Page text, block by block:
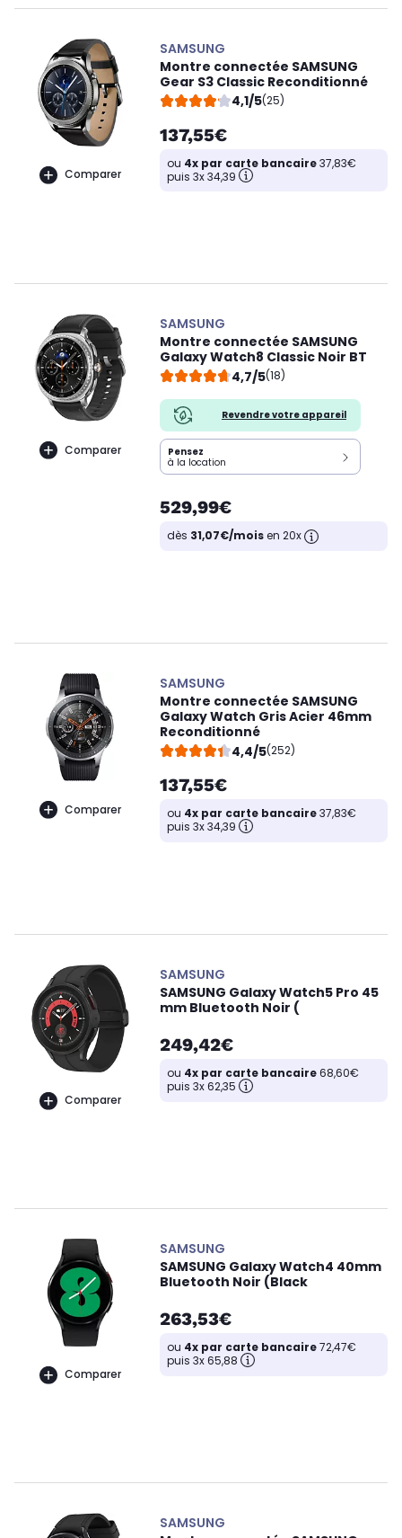
Comparer
SAMSUNG
Montre connectée SAMSUNG
Gear S3 Classic Reconditionné
4,1/5(25)
137,55€
ou 4x par carte bancaire37,83€
puis 3x 34,39
Comparer
SAMSUNG
Montre connectée SAMSUNG
Galaxy Watch8 Classic Noir BT
4,7/5(18)
Revendre votre appareil
Pensez
à la location
529,99€
dès 31,07€/moisen 20x
Comparer
SAMSUNG
Montre connectée SAMSUNG
Galaxy Watch Gris Acier 46mm
Reconditionné
4,4/5(252)
137,55€
ou 4x par carte bancaire37,83€
puis 3x 34,39
Comparer
SAMSUNG
SAMSUNG Galaxy Watch5 Pro 45
mm Bluetooth Noir (
249,42€
ou 4x par carte bancaire68,60€
puis 3x 62,35
Comparer
SAMSUNG
SAMSUNG Galaxy Watch4 40mm
Bluetooth Noir (Black
263,53€
ou 4x par carte bancaire72,47€
puis 3x 65,88
SAMSUNG